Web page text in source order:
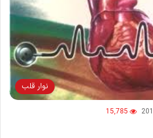
نوار قلب
15,785